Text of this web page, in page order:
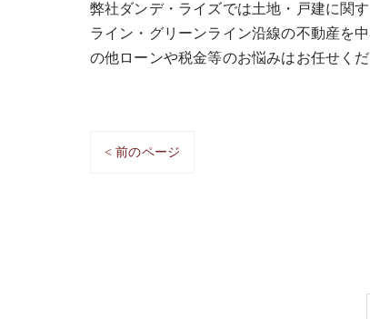
弊社ダンデ・ライズでは土地・戸建に関
ライン・グリーンライン沿線の不動産を
の他ローンや税金等のお悩みはお任せくだ
< 前のページ